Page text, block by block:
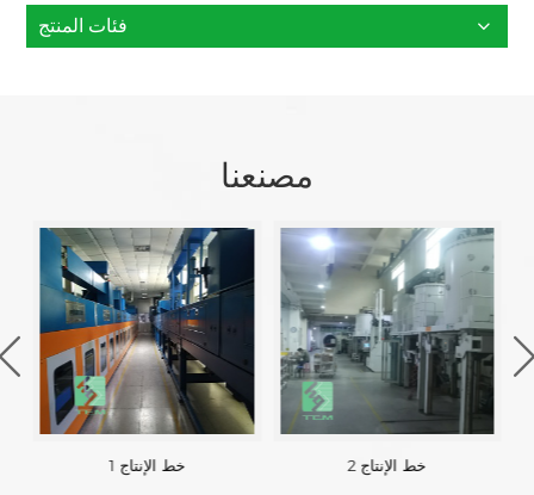
فئات المنتج
مصنعنا
خط الإنتاج 1 خط الإنتاج 2